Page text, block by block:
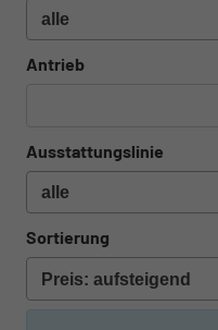
Antrieb
Ausstattungslinie
Sortierung